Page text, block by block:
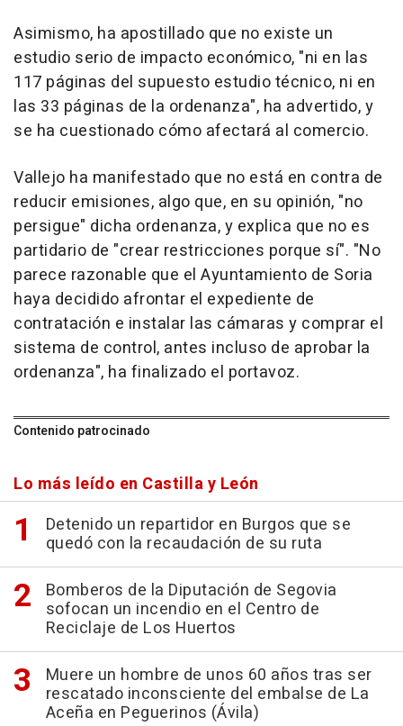
Asimismo, ha apostillado que no existe un
estudio serio de impacto económico, "ni en las
117 páginas del supuesto estudio técnico, ni en
las 33 páginas de la ordenanza", ha advertido, y
se ha cuestionado cómo afectará al comercio.
Vallejo ha manifestado que no está en contra de
reducir emisiones, algo que, en su opinión, "no
persigue" dicha ordenanza, y explica que no es
partidario de "crear restricciones porque sí". "No
parece razonable que el Ayuntamiento de Soria
haya decidido afrontar el expediente de
contratación e instalar las cámaras y comprar el
sistema de control, antes incluso de aprobar la
ordenanza", ha finalizado el portavoz.
Contenido patrocinado
Lo más leído en Castilla y León
Detenido un repartidor en Burgos que se
quedó con la recaudación de su ruta
Bomberos de la Diputación de Segovia
sofocan un incendio en el Centro de
Reciclaje de Los Huertos
Muere un hombre de unos 60 años tras ser
rescatado inconsciente del embalse de La
Aceña en Peguerinos (Ávila)